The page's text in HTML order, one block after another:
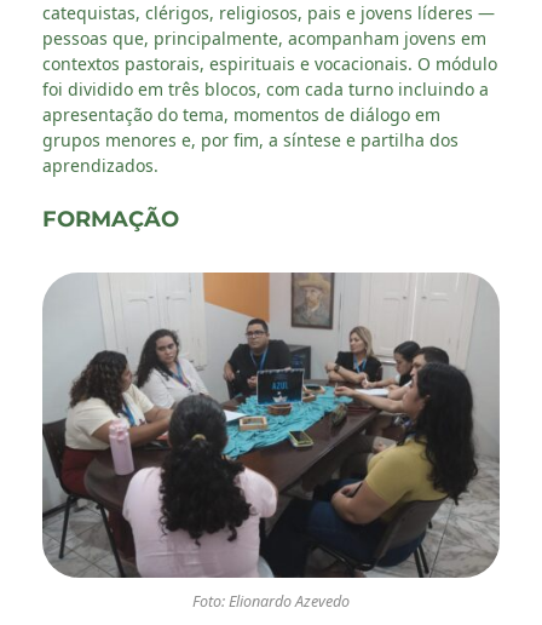
catequistas, clérigos, religiosos, pais e jovens líderes —
pessoas que, principalmente, acompanham jovens em
contextos pastorais, espirituais e vocacionais. O módulo
foi dividido em três blocos, com cada turno incluindo a
apresentação do tema, momentos de diálogo em
grupos menores e, por fim, a síntese e partilha dos
aprendizados.
FORMAÇÃO
Foto: Elionardo Azevedo